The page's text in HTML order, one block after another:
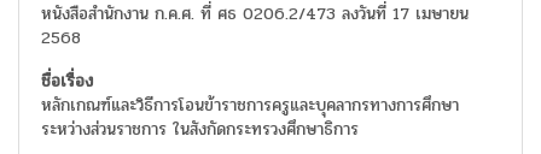
หนังสือสำนักงาน ก.ค.ศ. ที่ ศธ 0206.2/473 ลงวันที่ 17 เมษายน
2568
หลักเกณฑ์และวิธีการโอนข้าราชการครูและบุคลากรทางการศึกษา
ระหว่างส่วนราชการ ในสังกัดกระทรวงศึกษาธิการ